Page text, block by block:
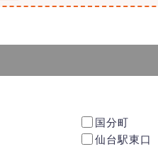
国分町
仙台駅東口